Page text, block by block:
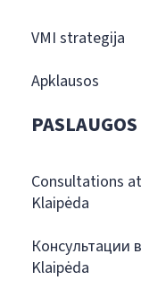
VMI strategija
Apklausos
PASLAUGOS
Consultations
Klaipėda
Консультации
Klaipėda